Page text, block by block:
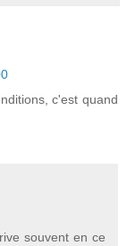
c'est quand
souvent en ce